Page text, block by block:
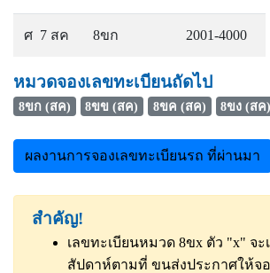
ศ 7 สค 8ขก 2001-4000
หมวดจองเลขทะเบียนถัดไป
8ขก (สค) 8ขข (สค) 8ขค (สค) 8ขง (สค)
ผลงานการจองเลขทะเบียนรถ ที่ผ่านมา
สำคัญ!
เลขทะเบียนหมวด 8ขx ตัว "x" จะ
สัปดาห์ตามที่ ขนส่งประกาศให้จอ